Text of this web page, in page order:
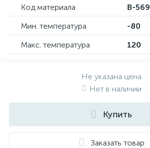
Код материала
B-569
Мин. температура
-80
Макс. температура
120
Не указана цена
Нет в наличии
Купить
Заказать товар